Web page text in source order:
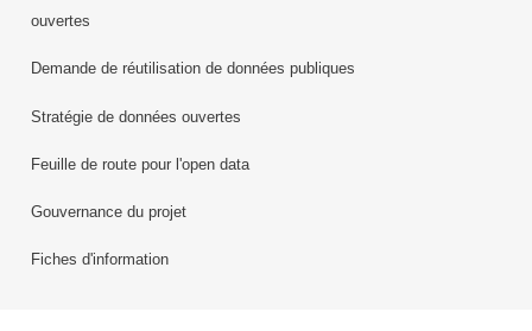
ouvertes
Demande de réutilisation de données publiques
Stratégie de données ouvertes
Feuille de route pour l'open data
Gouvernance du projet
Fiches d'information